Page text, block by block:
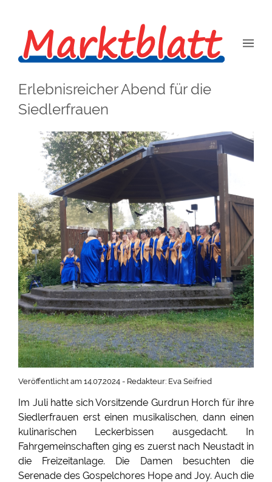
Erlebnisreicher Abend für die
Siedlerfrauen
Veröffentlicht am 14.07.2024 - Redakteur: Eva Seifried
Im Juli hatte sich Vorsitzende Gurdrun Horch für ihre
Siedlerfrauen erst einen musikalischen, dann einen
kulinarischen Leckerbissen ausgedacht. In
Fahrgemeinschaften ging es zuerst nach Neustadt in
die Freizeitanlage. Die Damen besuchten die
Serenade des Gospelchores Hope and Joy. Auch die